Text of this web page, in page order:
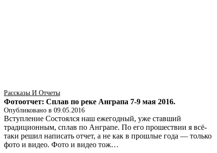
Рассказы И Отчеты
Фотоотчет: Сплав по реке Анграпа 7-9 мая 2016.
Опубликовано в 09.05.2016
Вступление Состоялся наш ежегодный, уже ставший
традиционным, сплав по Анграпе. По его прошествии я всё-
таки решил написать отчет, а не как в прошлые года — только
фото и видео. Фото и видео тож…